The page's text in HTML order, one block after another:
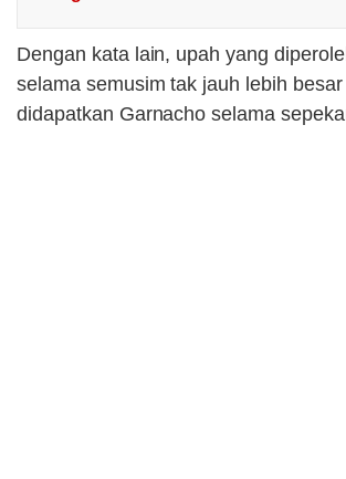
Dengan kata lain, upah yang
selama semusim tak jauh lebih
didapatkan Garnacho selama